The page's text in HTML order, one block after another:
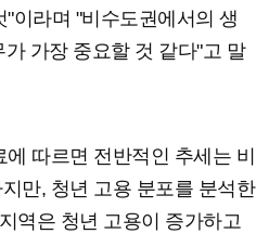
이라며 "비수도권에서의 생
가장 중요할 것 같다"고 말
따르면 전반적인 추세는 비
만, 청년 고용 분포를 분석한
역은 청년 고용이 증가하고